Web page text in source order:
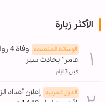
الأكثر زيارة
الوسائط المتعدده
عامر" بحادث سير
قبل 3 ايام
الدول العربیه إعلان أعداد